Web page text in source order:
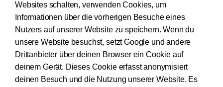
Websites schalten, verwenden Cookies, um
Informationen über die vorherigen Besuche eines
Nutzers auf unserer Website zu speichern. Wenn du
unsere Website besuchst, setzt Google und andere
Drittanbieter über deinen Browser ein Cookie auf
deinem Gerät. Dieses Cookie erfasst anonymisiert
deinen Besuch und die Nutzung unserer Website. Es